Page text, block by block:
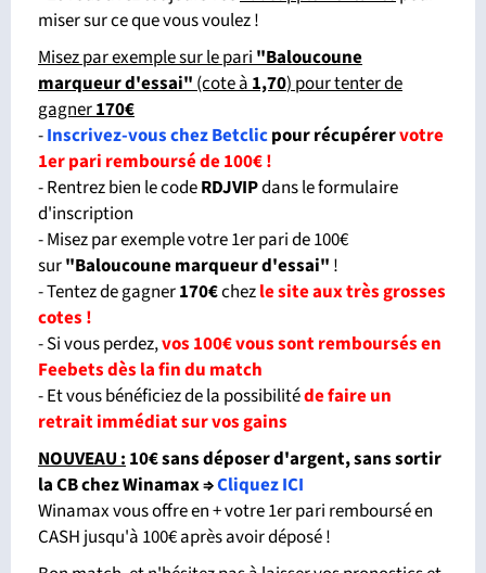
miser sur ce que vous voulez !
Misez par exemple sur le pari"Baloucoune
marqueur d'essai"(cote à1,70) pour tenter de
gagner170€
-Inscrivez-vous chez Betclicpour récupérervotre
1er pari remboursé de 100€ !
- Rentrez bien le codeRDJVIPdans le formulaire
d'inscription
- Misez par exemple votre 1er pari de 100€
sur"Baloucoune marqueur d'essai" !
- Tentez de gagner170€chezle site aux très grosses
cotes !
- Si vous perdez,vos 100€ vous sont remboursés en
Feebets dès la fin du match
- Et vous bénéficiez de la possibilitéde faire un
retrait immédiat sur vos gains
NOUVEAU :10€ sans déposer d'argent, sans sortir
la CB chez Winamax⇒Cliquez ICI
Winamax vous offre en + votre 1er pari remboursé en
CASH jusqu'à 100€ après avoir déposé !